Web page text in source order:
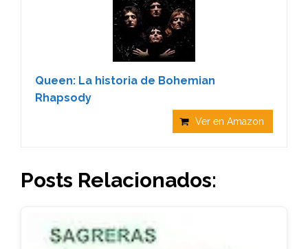
Queen: La historia de Bohemian
Rhapsody
Ver en Amazon
Posts Relacionados: